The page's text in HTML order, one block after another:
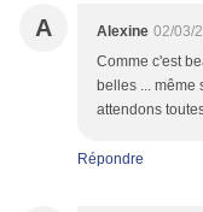
A Alexine 02/03/
Comme c'est
belles ... même
attendons
Répondre